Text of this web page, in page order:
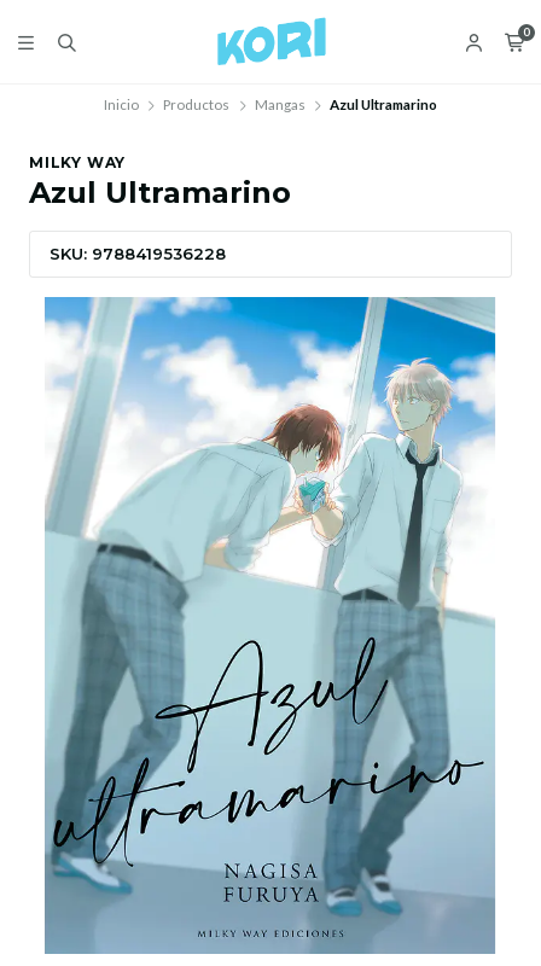
0
Inicio Productos Mangas Azul Ultramarino
MILKY WAY
Azul Ultramarino
SKU: 9788419536228